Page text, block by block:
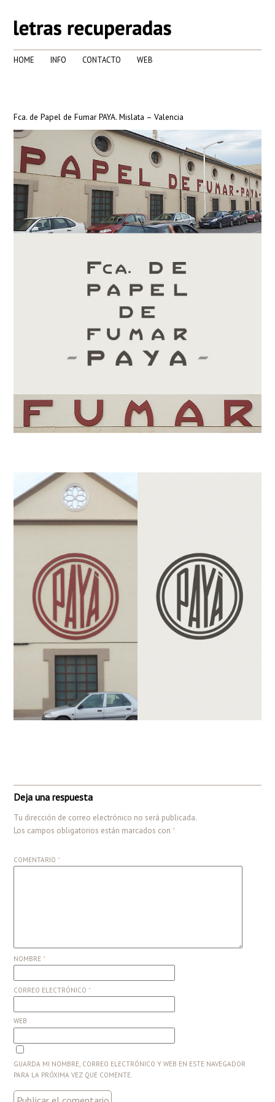
HOME INFO CONTACTO WEB
Fca. de Papel de Fumar PAYA. Mislata – Valencia
Deja una respuesta
Tu dirección de correo electrónico no será publicada.
Los campos obligatorios están marcados con*
COMENTARIO*
NOMBRE*
CORREO ELECTRÓNICO*
WEB
GUARDA MI NOMBRE, CORREO ELECTRÓNICO Y WEB EN ESTE NAVEGADOR
PARA LA PRÓXIMA VEZ QUE COMENTE.